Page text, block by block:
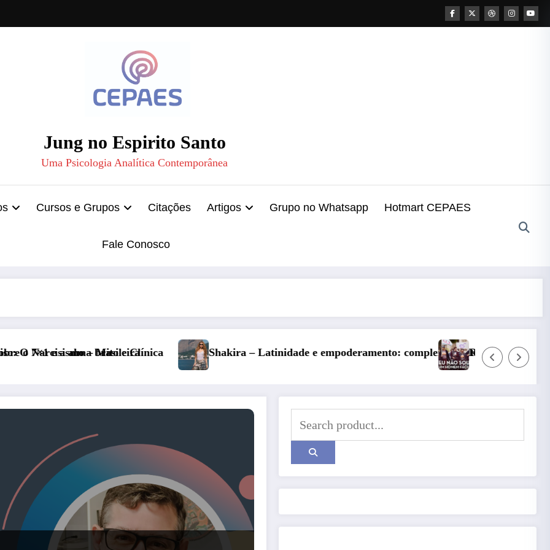
Jung no Espirito Santo
Uma Psicologia Analítica Contemporânea
Cursos e Grupos Citações Artigos Grupo no Whatsapp Hotmart CEPAES
Fale Conosco
Shakira – Latinidade e empoderamento: complexos culturais em um fenômeno pop
Resenha de Filme – Eu não sou um homem fácil